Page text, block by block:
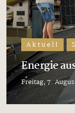
Aktuell
Energie
Freitag, 7.